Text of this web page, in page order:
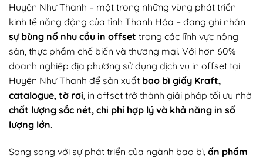
Huyện Như Thanh – một trong những vùng phát triển
kinh tế năng động của tỉnh Thanh Hóa – đang ghi nhận
sự bùng nổ nhu cầu in offset trong các lĩnh vực nông
sản, thực phẩm chế biến và thương mại. Với hơn 60%
doanh nghiệp địa phương sử dụng dịch vụ in offset tại
Huyện Như Thanh để sản xuất bao bì giấy Kraft,
catalogue, tờ rơi , in offset trở thành giải pháp tối ưu nhờ
chất lượng sắc nét, chi phí hợp lý và khả năng in số
lượng lớn.
Song song với sự phát triển của ngành bao bì, ấn phẩm